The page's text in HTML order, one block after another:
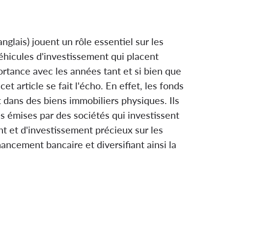
jouent un rôle essentiel sur les
d'investissement qui placent
avec les années tant et si bien que
article se fait l'écho. En effet, les fonds
des biens immobiliers physiques. Ils
par des sociétés qui investissent
et d'investissement précieux sur les
bancaire et diversifiant ainsi la